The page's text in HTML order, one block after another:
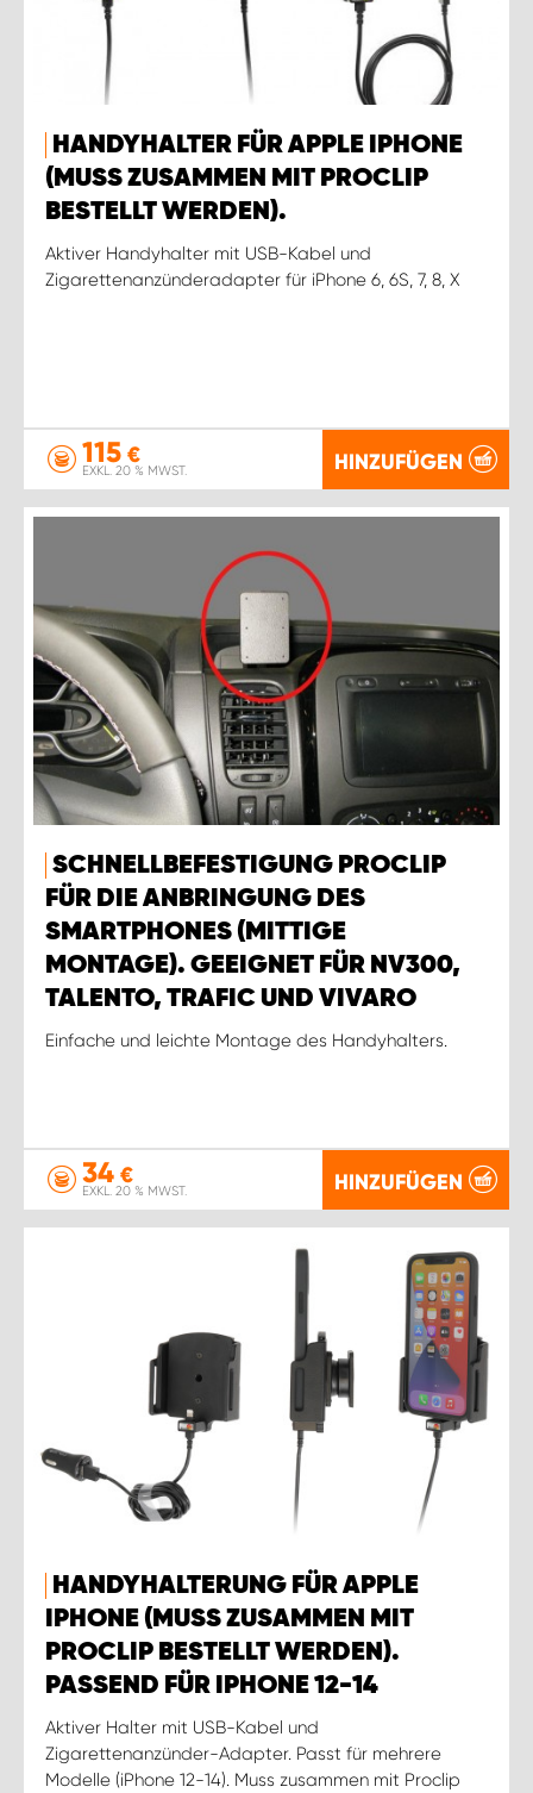
HANDYHALTER FÜR APPLE IPHONE
(MUSS ZUSAMMEN MIT PROCLIP
BESTELLT WERDEN).
Aktiver Handyhalter mit USB-Kabel und
Zigarettenanzünderadapter für iPhone 6, 6S, 7, 8, X
115 €
EXKL. 20 % MWST. HINZUFÜGEN
SCHNELLBEFESTIGUNG PROCLIP
FÜR DIE ANBRINGUNG DES
SMARTPHONES (MITTIGE
MONTAGE). GEEIGNET FÜR NV300,
TALENTO, TRAFIC UND VIVARO
Einfache und leichte Montage des Handyhalters.
34 €
EXKL. 20 % MWST. HINZUFÜGEN
HANDYHALTERUNG FÜR APPLE
IPHONE (MUSS ZUSAMMEN MIT
PROCLIP BESTELLT WERDEN).
PASSEND FÜR IPHONE 12-14
Aktiver Halter mit USB-Kabel und
Zigarettenanzünder-Adapter. Passt für mehrere
Modelle (iPhone 12-14). Muss zusammen mit Proclip